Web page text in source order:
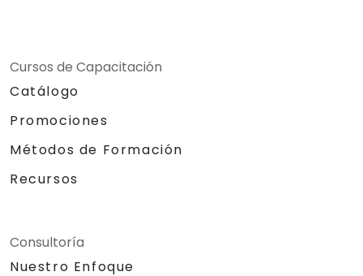
Cursos de Capacitación
Catálogo
Promociones
Métodos de Formación
Recursos
Consultoría
Nuestro Enfoque